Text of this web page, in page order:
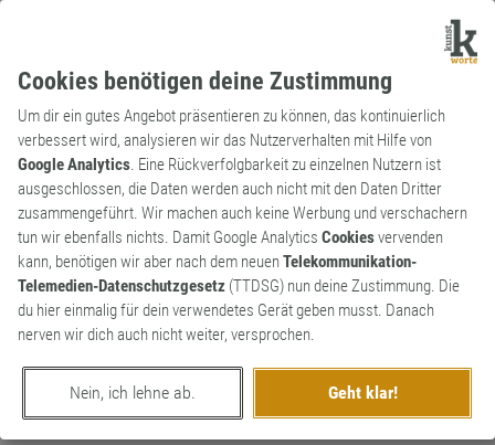
Cookies benötigen deine Zustimmung
Um dir ein gutes Angebot präsentieren zu können, das kontinuierlich
verbessert wird, analysieren wir das Nutzerverhalten mit Hilfe von
Google Analytics. Eine Rückverfolgbarkeit zu einzelnen Nutzern ist
ausgeschlossen, die Daten werden auch nicht mit den Daten Dritter
zusammengeführt. Wir machen auch keine Werbung und verschachern
tun wir ebenfalls nichts. Damit Google Analytics Cookiesvervenden
kann, benötigen wir aber nach dem neuenTelekommunikation-
Telemedien-Datenschutzgesetz (TTDSG) nun deine Zustimmung. Die
du hier einmalig für dein verwendetes Gerät geben musst. Danach
nerven wir dich auch nicht weiter, versprochen.
Nein, ich lehne ab. Geht klar!
Kunstwort
Substantiv
Homeofficebaby
prognostizierte Babyschwemme nach dem
Lockdown
0
erschaffen von worddragon
am 28. März 2021